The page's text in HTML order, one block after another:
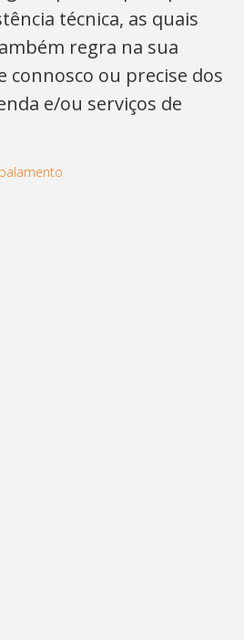
técnica, as quais
regra na sua
connosco ou precise dos
e/ou serviços de